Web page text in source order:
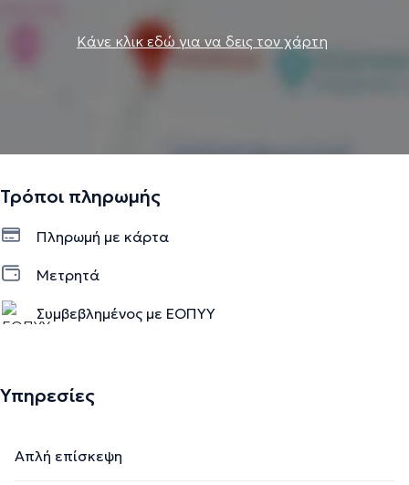
Κάνε κλικ εδώ για να δεις τον χάρτη
Τρόποι πληρωμής
Πληρωμή με κάρτα
Μετρητά
Συμβεβλημένος με ΕΟΠΥΥ
Υπηρεσίες
Απλή επίσκεψη